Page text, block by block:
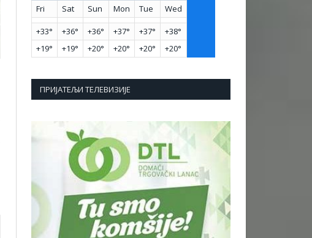
Fri
Sat Sun Mon Tue Wed
+33° +36° +36° +37° +37° +38°
+19° +19° +20° +20° +20° +20°
ПРИЈАТЕЉИ ТЕЛЕВИЗИЈЕ